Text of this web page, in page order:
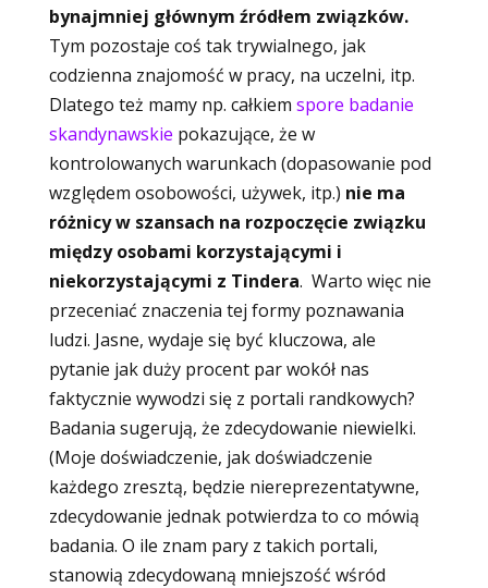
bynajmniej głównym źródłem związków.
Tym pozostaje coś tak trywialnego, jak
codzienna znajomość w pracy, na uczelni, itp.
Dlatego też mamy np. całkiem spore badanie
skandynawskie pokazujące, że w
kontrolowanych warunkach (dopasowanie pod
względem osobowości, używek, itp.) nie ma
różnicy w szansach na rozpoczęcie związku
między osobami korzystającymi i
niekorzystającymi z Tindera. Warto więc nie
przeceniać znaczenia tej formy poznawania
ludzi. Jasne, wydaje się być kluczowa, ale
pytanie jak duży procent par wokół nas
faktycznie wywodzi się z portali randkowych?
Badania sugerują, że zdecydowanie niewielki.
(Moje doświadczenie, jak doświadczenie
każdego zresztą, będzie niereprezentatywne,
zdecydowanie jednak potwierdza to co mówią
badania. O ile znam pary z takich portali,
stanowią zdecydowaną mniejszość wśród